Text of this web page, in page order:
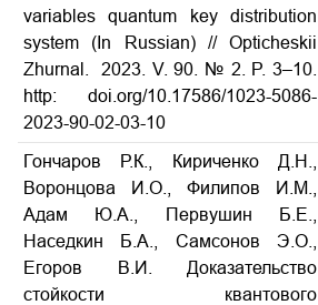
variables quantum key distribution
system (In Russian) // Opticheskii
Zhurnal. 2023. V. 90. № 2. P. 3–10.
http: doi.org/10.17586/1023-5086-
2023-90-02-03-10
Гончаров Р.К., Кириченко Д.Н.,
Воронцова И.О., Филипов И.М.,
Адам Ю.А., Первушин Б.Е.,
Наседкин Б.А., Самсонов Э.О.,
Егоров В.И. Доказательство
стойкости квантового